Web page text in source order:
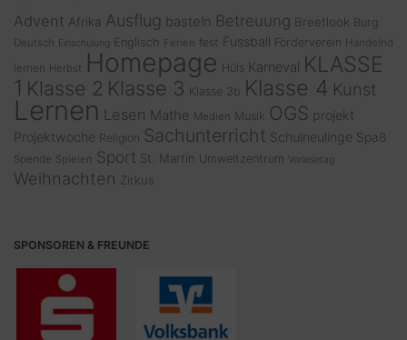
Advent Afrika Ausflug basteln Betreuung Breetlook Burg
Deutsch Einschulung Englisch Ferien fest Fussball Förderverein
Handelnd
lernen Herbst Homepage Hüls Karneval KLASSE
1 Klasse 2 Klasse 3 Klasse 3b Klasse 4 Kunst
Lernen Lesen Mathe Medien Musik OGS projekt
Projektwoche Religion Sachunterricht Schulneulinge Spaß
Spende Spielen Sport St. Martin Umweltzentrum Vorlesetag
Weihnachten Zirkus
SPONSOREN & FREUNDE